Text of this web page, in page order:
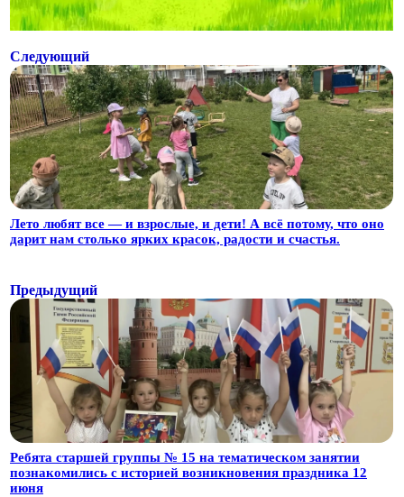
Следующий
Лето любят все — и взрослые, и дети! А всё потому, что оно
дарит нам столько ярких красок, радости и счастья.
Предыдущий
Ребята старшей группы № 15 на тематическом занятии
познакомились с историей возникновения праздника 12
июня